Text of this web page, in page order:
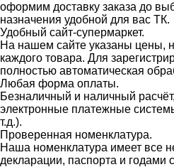
оформим доставку заказа до
назначения удобной для вас ТК.
Удобный сайт-супермаркет.
На нашем сайте указаны цены,
каждого товара. Для
полностью автоматическая
Любая форма оплаты.
Безналичный и наличный
электронные платежные
т.д.).
Проверенная номенклатура.
Наша номенклатура имеет все
декларации, паспорта и годами